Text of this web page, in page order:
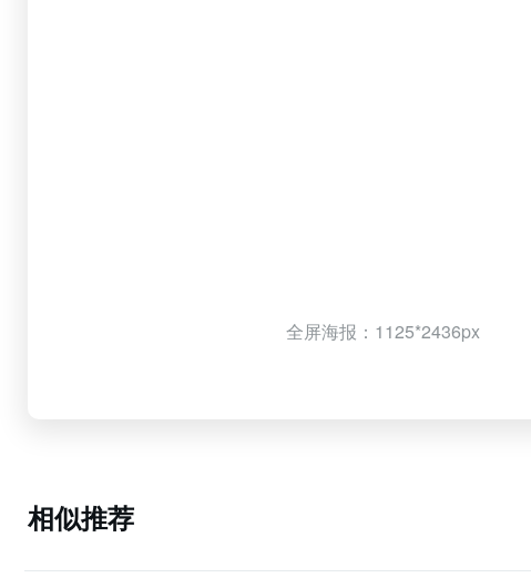
全屏海报：1125*2436px
相似推荐